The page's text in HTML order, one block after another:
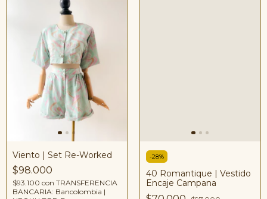
Viento | Set Re-Worked
$98.000
$93.100 con TRANSFERENCIA
BANCARIA: Bancolombia |
-28%
40 Romantique | Vestido
Encaje Campana